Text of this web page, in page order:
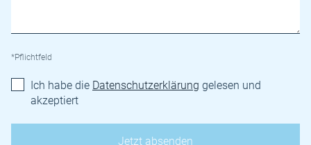
*Pflichtfeld
Ich habe die Datenschutzerklärung gelesen und
akzeptiert